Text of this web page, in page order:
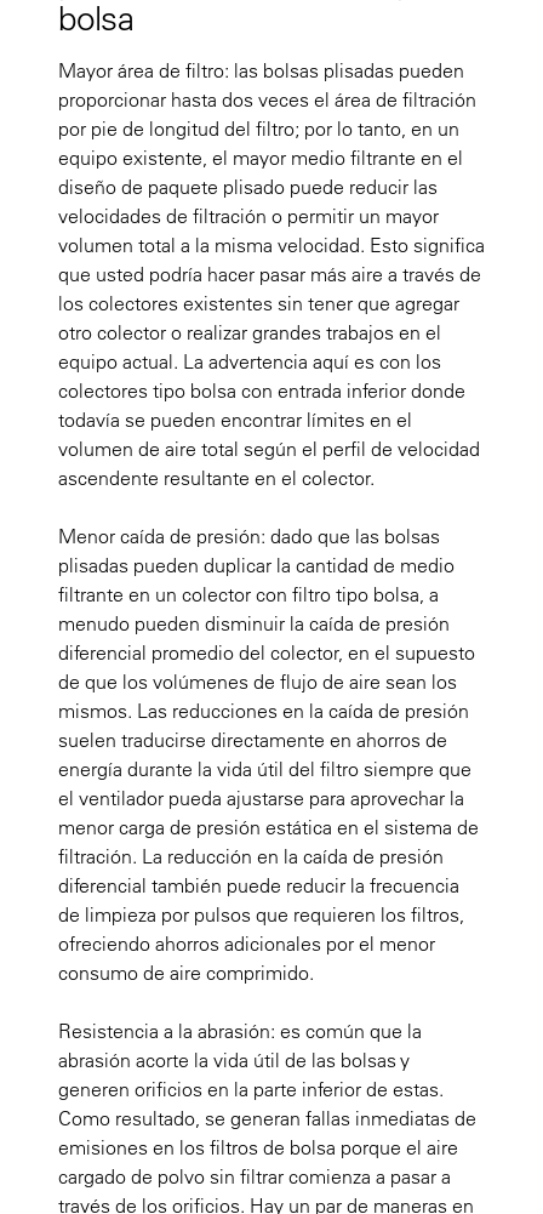
bolsa
Mayor área de filtro: las bolsas plisadas pueden
proporcionar hasta dos veces el área de filtración
por pie de longitud del filtro; por lo tanto, en un
equipo existente, el mayor medio filtrante en el
diseño de paquete plisado puede reducir las
velocidades de filtración o permitir un mayor
volumen total a la misma velocidad. Esto significa
que usted podría hacer pasar más aire a través de
los colectores existentes sin tener que agregar
otro colector o realizar grandes trabajos en el
equipo actual. La advertencia aquí es con los
colectores tipo bolsa con entrada inferior donde
todavía se pueden encontrar límites en el
volumen de aire total según el perfil de velocidad
ascendente resultante en el colector.
Menor caída de presión: dado que las bolsas
plisadas pueden duplicar la cantidad de medio
filtrante en un colector con filtro tipo bolsa, a
menudo pueden disminuir la caída de presión
diferencial promedio del colector, en el supuesto
de que los volúmenes de flujo de aire sean los
mismos. Las reducciones en la caída de presión
suelen traducirse directamente en ahorros de
energía durante la vida útil del filtro siempre que
el ventilador pueda ajustarse para aprovechar la
menor carga de presión estática en el sistema de
filtración. La reducción en la caída de presión
diferencial también puede reducir la frecuencia
de limpieza por pulsos que requieren los filtros,
ofreciendo ahorros adicionales por el menor
consumo de aire comprimido.
Resistencia a la abrasión: es común que la
abrasión acorte la vida útil de las bolsas y
generen orificios en la parte inferior de estas.
Como resultado, se generan fallas inmediatas de
emisiones en los filtros de bolsa porque el aire
cargado de polvo sin filtrar comienza a pasar a
través de los orificios. Hay un par de maneras en